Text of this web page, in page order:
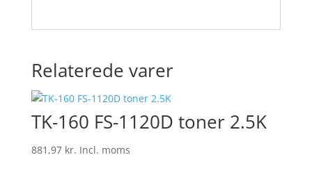
Relaterede varer
TK-160 FS-1120D toner 2.5K
881,97 kr. Incl. moms